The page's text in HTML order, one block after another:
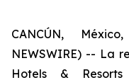
CANCÚN,
NEWSWIRE) -- La
Hotels &